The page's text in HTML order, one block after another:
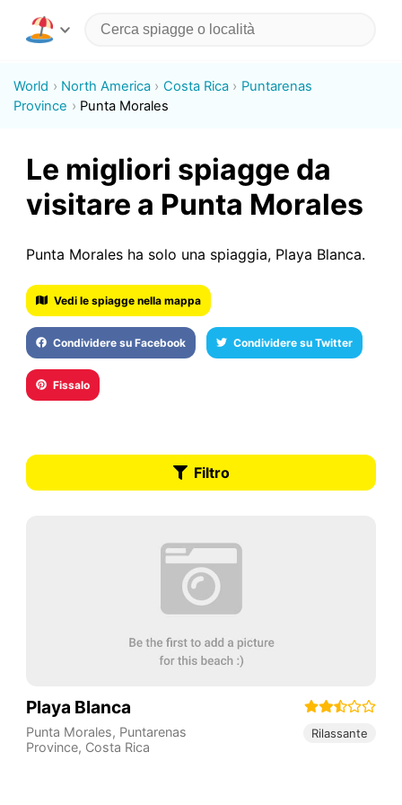
World North America Costa Rica
Puntarenas
Province
Punta Morales
Le migliori spiagge da
visitare a Punta Morales
Punta Morales ha solo una spiaggia, Playa Blanca.
Vedi le spiagge nella mappa
Condividere su Facebook Condividere su Twitter
Fissalo
Filtro
Playa Blanca
Punta Morales, Puntarenas
Province, Costa Rica
Rilassante